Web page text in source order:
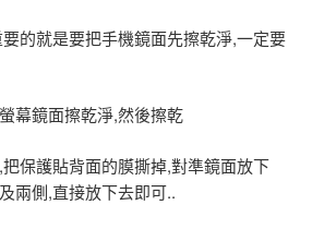
的就是要把手機鏡面先擦乾淨,一定要
幕鏡面擦乾淨,然後擦乾
保護貼背面的膜撕掉,對準鏡面放下
兩側,直接放下去即可..